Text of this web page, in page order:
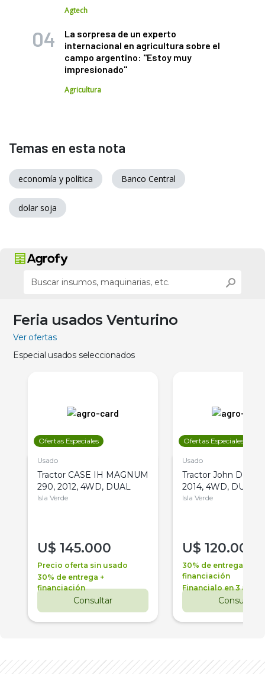
Agtech
La sorpresa de un experto
internacional en agricultura sobre el
campo argentino: "Estoy muy
impresionado"
Agricultura
Temas en esta nota
economía y política Banco Central
dolar soja
Feria usados Venturino
Ver ofertas
Especial usados seleccionados
Ofertas Especiales
Usado
Tractor CASE IH MAGNUM
290, 2012, 4WD, DUAL
Isla Verde
U$ 145.000
Precio oferta sin usado
30% de entrega +
financiación
Consultar
Ofertas Especiales
Usado
Tractor John Deere
2014, 4WD, DUAL
Isla Verde
U$ 120.000
30% de entrega +
financiación
Financialo en 3 años
Consultar